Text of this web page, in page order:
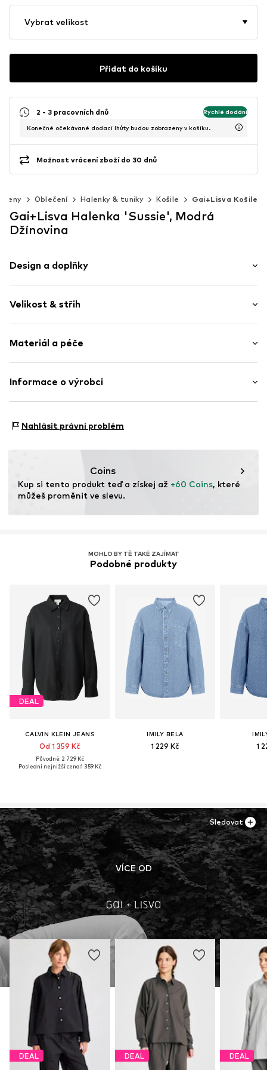
Vybrat velikost
Přidat do košíku
2 - 3 pracovních dnů Rychlé dodání
Konečné očekávané dodací lhůty budou zobrazeny v košíku.
Možnost vrácení zboží do 30 dnů
Ženy Oblečení Halenky & tuniky Košile Gai+Lisva Košile
Gai+Lisva Halenka 'Sussie', Modrá
Džínovina
Design a doplňky
Bavlna
Límeček Kent
Léga na knoflíky
Klasická halenka
Položka č. GL12034472 Denim BlueXS
Velikost & střih
Délka: Normální délka
Střih: Volný střih
Materiál a péče
Materiál: 100% Bavlna
Informace o výrobci
8362 Hørning
Nahlásit právní problém
Coins
Kup si tento produkt teď a získej až +60 Coins, které
můžeš proměnit ve slevu.
MOHLO BY TĚ TAKÉ ZAJÍMAT
Podobné produkty
DEAL
CALVIN KLEIN JEANS
Od 1 359 Kč
Původně: 2 729 Kč
Poslední nejnižší cena:1 359 Kč
IMILY BELA
1 229 Kč 1
VÍCE OD
DEAL DEAL DEAL
Sledovat